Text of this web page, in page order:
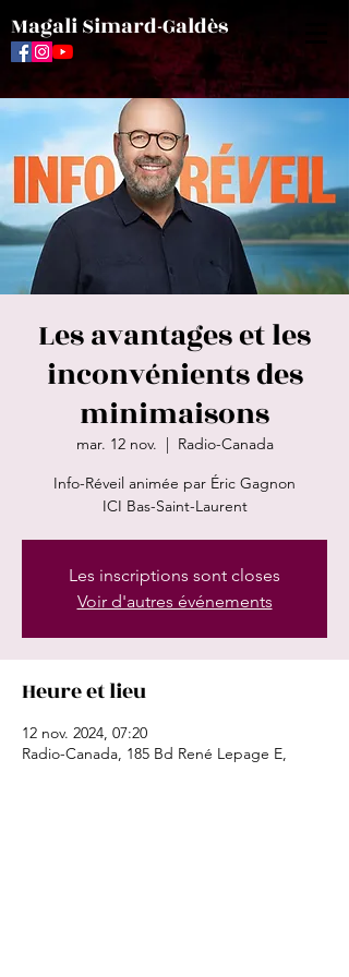
Magali Simard-Galdès
Les avantages et les
inconvénients des
minimaisons
mar. 12 nov.
  |
Radio-Canada
Info-Réveil animée par Éric Gagnon
ICI Bas-Saint-Laurent
Les inscriptions sont closes
Voir d'autres événements
Heure et lieu
12 nov. 2024, 07:20
Radio-Canada, 185 Bd René Lepage E,